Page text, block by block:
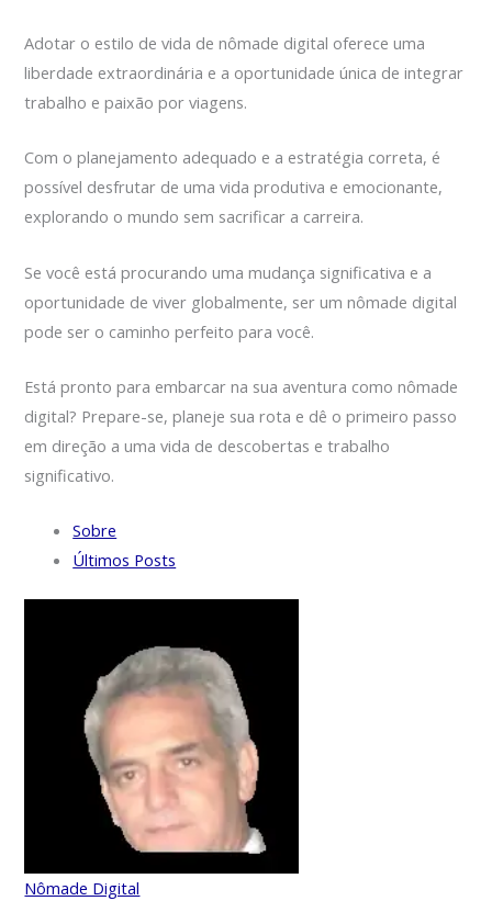
Adotar o estilo de vida de nômade digital oferece uma
liberdade extraordinária e a oportunidade única de integrar
trabalho e paixão por viagens.
Com o planejamento adequado e a estratégia correta, é
possível desfrutar de uma vida produtiva e emocionante,
explorando o mundo sem sacrificar a carreira.
Se você está procurando uma mudança significativa e a
oportunidade de viver globalmente, ser um nômade digital
pode ser o caminho perfeito para você.
Está pronto para embarcar na sua aventura como nômade
digital? Prepare-se, planeje sua rota e dê o primeiro passo
em direção a uma vida de descobertas e trabalho
significativo.
Sobre
Últimos Posts
Nômade Digital